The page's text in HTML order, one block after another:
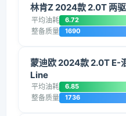
林肯Z 2024款 2.0T 两
平均油耗 6.72
整备质量 1690
蒙迪欧 2024款 2.0T E-
Line
平均油耗 6.85
整备质量 1736